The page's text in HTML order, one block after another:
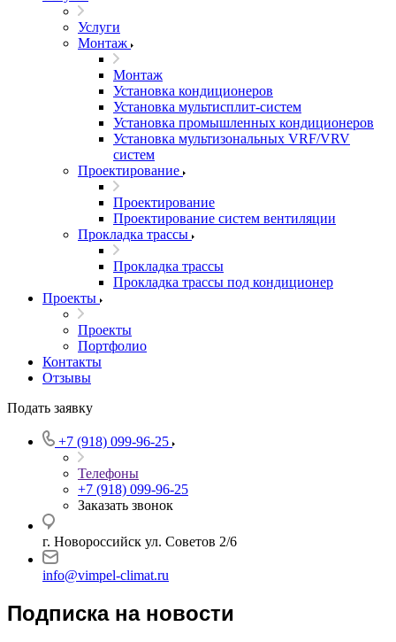
Услуги
Монтаж
Монтаж
Установка кондиционеров
Установка мультисплит-систем
Установка промышленных кондиционеров
Установка мультизональных VRF/VRV
систем
Проектирование
Проектирование
Проектирование систем вентиляции
Прокладка трассы
Прокладка трассы
Прокладка трассы под кондиционер
Проекты
Проекты
Портфолио
Контакты
Отзывы
Подать заявку
+7 (918) 099-96-25
Телефоны
+7 (918) 099-96-25
Заказать звонок
г. Новороссийск ул. Советов 2/6
info@vimpel-climat.ru
Подписка на новости